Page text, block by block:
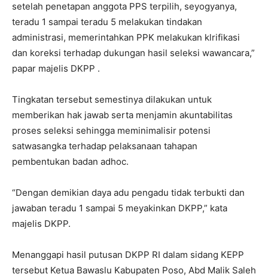
setelah penetapan anggota PPS terpilih, seyogyanya,
teradu 1 sampai teradu 5 melakukan tindakan
administrasi, memerintahkan PPK melakukan klrifikasi
dan koreksi terhadap dukungan hasil seleksi wawancara,”
papar majelis DKPP .
Tingkatan tersebut semestinya dilakukan untuk
memberikan hak jawab serta menjamin akuntabilitas
proses seleksi sehingga meminimalisir potensi
satwasangka terhadap pelaksanaan tahapan
pembentukan badan adhoc.
“Dengan demikian daya adu pengadu tidak terbukti dan
jawaban teradu 1 sampai 5 meyakinkan DKPP,” kata
majelis DKPP.
Menanggapi hasil putusan DKPP RI dalam sidang KEPP
tersebut Ketua Bawaslu Kabupaten Poso, Abd Malik Saleh